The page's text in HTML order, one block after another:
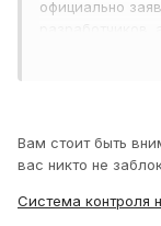
официально
http://cdn-frm-
Вам стоит быть
вас никто не
Система контроля